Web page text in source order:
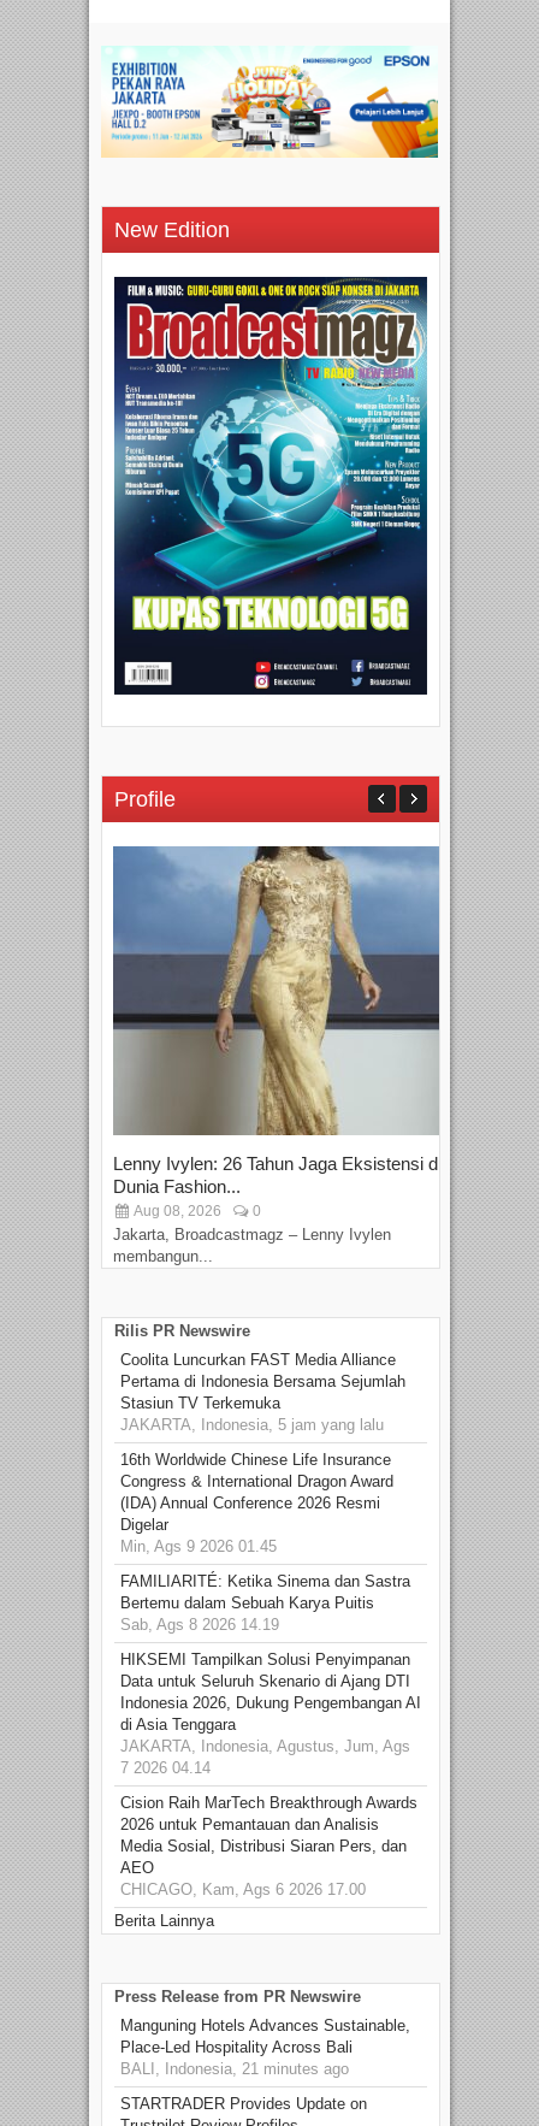
New Edition
Profile
Lenny Ivylen: 26 Tahun Jaga Eksistensi di
Dunia Fashion...
Aug 08, 2026 0
Jakarta, Broadcastmagz – Lenny Ivylen
membangun...
Rilis PR Newswire
Coolita Luncurkan FAST Media Alliance
Pertama di Indonesia Bersama Sejumlah
Stasiun TV Terkemuka
JAKARTA, Indonesia, 5 jam yang lalu
16th Worldwide Chinese Life Insurance
Congress & International Dragon Award
(IDA) Annual Conference 2026 Resmi
Digelar
Min, Ags 9 2026 01.45
FAMILIARITÉ: Ketika Sinema dan Sastra
Bertemu dalam Sebuah Karya Puitis
Sab, Ags 8 2026 14.19
HIKSEMI Tampilkan Solusi Penyimpanan
Data untuk Seluruh Skenario di Ajang DTI
Indonesia 2026, Dukung Pengembangan AI
di Asia Tenggara
JAKARTA, Indonesia, Agustus, Jum, Ags
7 2026 04.14
Cision Raih MarTech Breakthrough Awards
2026 untuk Pemantauan dan Analisis
Media Sosial, Distribusi Siaran Pers, dan
AEO
CHICAGO, Kam, Ags 6 2026 17.00
Berita Lainnya
Press Release from PR Newswire
Manguning Hotels Advances Sustainable,
Place-Led Hospitality Across Bali
BALI, Indonesia, 21 minutes ago
STARTRADER Provides Update on